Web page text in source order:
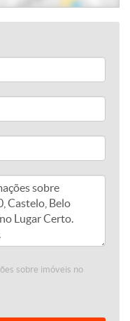
sobre imóveis no